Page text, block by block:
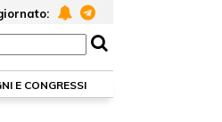
E CONGRESSI